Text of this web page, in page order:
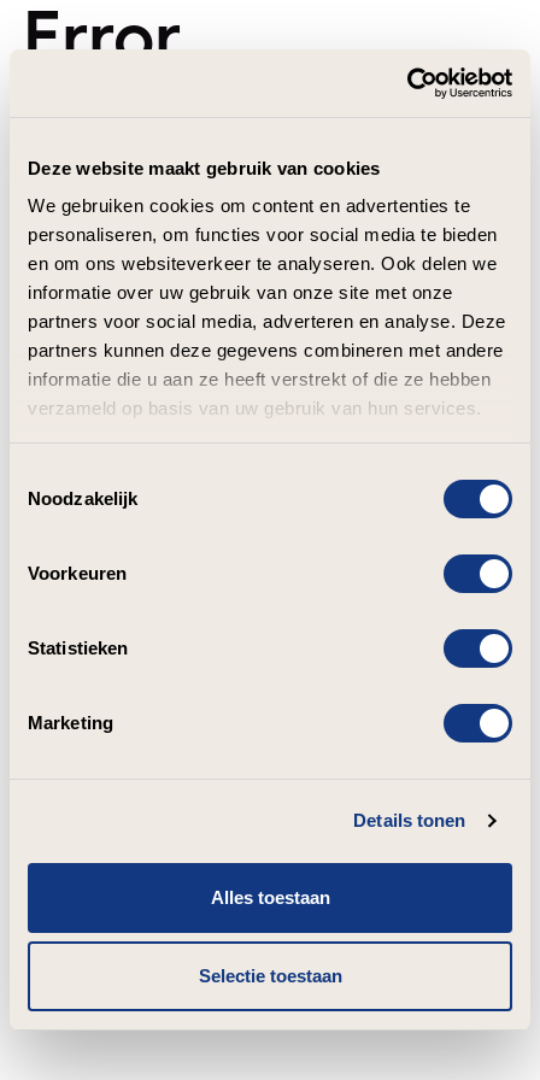
Deze website maakt gebruik van cookies
We gebruiken cookies om content en advertenties te
personaliseren, om functies voor social media te bieden
en om ons websiteverkeer te analyseren. Ook delen we
informatie over uw gebruik van onze site met onze
partners voor social media, adverteren en analyse. Deze
partners kunnen deze gegevens combineren met andere
informatie die u aan ze heeft verstrekt of die ze hebben
verzameld op basis van uw gebruik van hun services.
Noodzakelijk
Voorkeuren
Statistieken
Marketing
Details tonen
Alles toestaan
Selectie toestaan
Error